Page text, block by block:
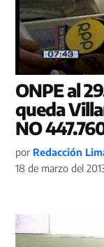
ONPE al
queda
NO
por Redacción
18 de marzo del